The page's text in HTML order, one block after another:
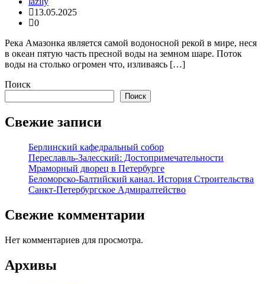
13.05.2025
0
Река Амазонка является самой водоносной рекой в мире, неся
в океан пятую часть пресной воды на земном шаре. Поток
воды на столько огромен что, изливаясь […]
Поиск
Поиск
Свежие записи
Берлинский кафедральный собор
Переславль-Залесский: Достопримечательности
Мраморный дворец в Петербурге
Беломорско-Балтийский канал. История Строительства
Санкт-Петербургское Адмиралтейство
Свежие комментарии
Нет комментариев для просмотра.
Архивы